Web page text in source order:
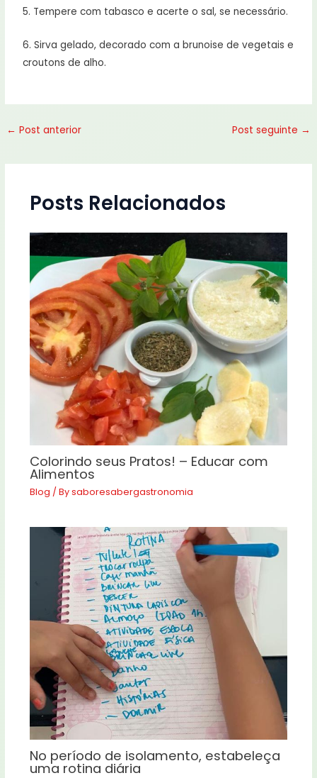
5. Tempere com tabasco e acerte o sal, se necessário.
6. Sirva gelado, decorado com a brunoise de vegetais e
croutons de alho.
← Post anterior Post seguinte →
Posts Relacionados
Colorindo seus Pratos! – Educar com
Alimentos
Blog / Bysaboresabergastronomia
No período de isolamento, estabeleça
uma rotina diária